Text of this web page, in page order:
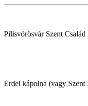
Pilisvörösvár Szent Család
Erdei kápolna (vagy Szent